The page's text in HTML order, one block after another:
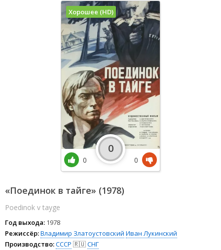
«Поединок в тайге» (1978)
Poedinok v tayge
Год выхода: 1978
Режиссёр:Владимир Златоустовский Иван Лукинский
Производство:СССР 🇷🇺СНГ
Хорошее (HD)
0
0
0